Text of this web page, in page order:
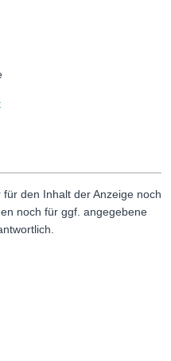
den Inhalt der Anzeige noch
noch für ggf. angegebene